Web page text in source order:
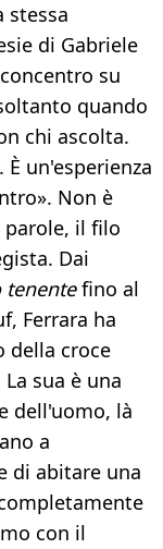
stessa
di Gabriele
su
quando
chi ascolta.
un'esperienza
Non è
il filo
Dai
fino al
Ferrara ha
della croce
sua è una
dell'uomo, là
a
di abitare una
con il